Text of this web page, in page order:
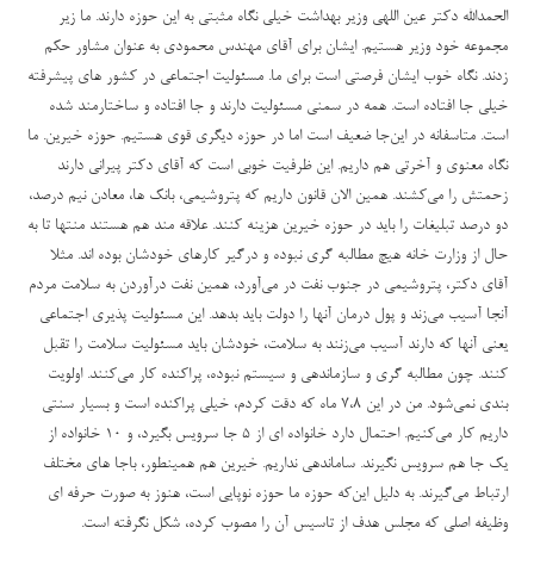
الحمدالله دکتر عین اللهی وزیر بهداشت خیلی نگاه مثبتی به این حوزه دارند. ما زیر
مجموعه خود وزیر هستیم. ایشان برای آقای مهندس محمودی به عنوان مشاور حکم
زدند. نگاه خوب ایشان فرصتی است برای ما. مسئولیت اجتماعی در کشور های پیشرفته
خیلی جا افتاده است. همه در سمنی مسئولیت دارند و جا افتاده و ساختارمند شده
است. متاسفانه در این‌جا ضعیف است اما در حوزه دیگری قوی هستیم. حوزه خیرین. ما
نگاه معنوی و آخرتی هم داریم. این ظرفیت خوبی است که آقای دکتر پیرانی دارند
زحمتش را می‌کشند. همین الان قانون داریم که پتروشیمی، بانک ها، معادن نیم درصد،
دو درصد تبلیغات را باید در حوزه خیرین هزینه کنند. علاقه مند هم هستند منتها تا به
حال از وزارت خانه هیچ مطالبه گری نبوده و درگیر کارهای خودشان بوده اند. مثلا
آقای دکتر، پتروشیمی در جنوب نفت در می‌آورد، همین نفت درآوردن به سلامت مردم
آنجا آسیب می‌زند و پول درمان آنها را دولت باید بدهد. این مسئولیت پذیری اجتماعی
یعنی آنها که دارند آسیب می‌زنند به سلامت، خودشان باید مسئولیت سلامت را تقبل
کنند. چون مطالبه گری و سازماندهی و سیستم نبوده، پراکنده کار می‌کنند. اولویت
بندی نمی‌شود. من در این ۷،۸ ماه که دقت کردم، خیلی پراکنده است و بسیار سنتی
داریم کار می‌کنیم. احتمال دارد خانواده ای از ۵ جا سرویس بگیرد، و ۱۰ خانواده از
یک جا هم سرویس نگیرند. ساماندهی نداریم. خیرین هم همینطور، باجا های مختلف
ارتباط می‌گیرند. به دلیل این‌که حوزه ما حوزه نوپایی است، هنوز به صورت حرفه ای
وظیفه اصلی که مجلس هدف از تاسیس آن را مصوب کرده، شکل نگرفته است.